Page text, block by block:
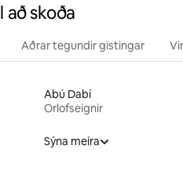
skoða
Aðrar tegundir gistingar
Abú Dabí
Orlofseignir
Sýna meira